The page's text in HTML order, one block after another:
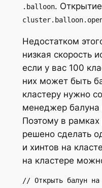
.balloon.
Недостатком
низкая скорость
если у вас 100
них может быть
кластеру нужно
менеджер балуна
Поэтому в рамках
решено сделать
и хинтов на
на кластере
// Открыть балун